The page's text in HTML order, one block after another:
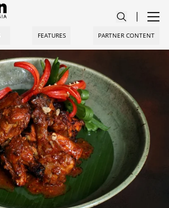
FEATURES PARTNER CONTENT